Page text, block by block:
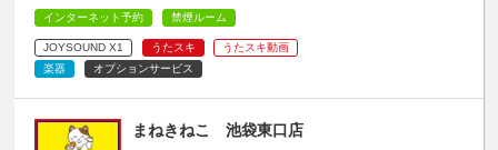
インターネット予約 禁煙ルーム
JOYSOUND X1 うたスキ
うたスキ動画
楽器
オプションサービス
まねきねこ 池袋東口店